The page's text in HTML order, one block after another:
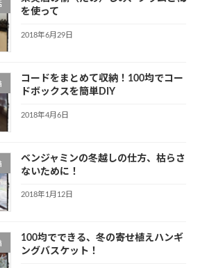
を使って
2018年6月29日
コードをまとめて収納！100均でコー
ドボックスを簡単DIY
2018年4月6日
ベンジャミンの冬越しの仕方、枯らさ
ないために！
2018年1月12日
100均でできる、冬の寄せ植えハンギ
ングバスケット！